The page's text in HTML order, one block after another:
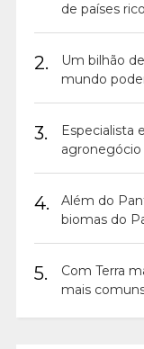
de países
2.
Um bilhão
mundo
3.
Especialista
agronegócio
4.
Além do
biomas do
5.
Com Terra
mais